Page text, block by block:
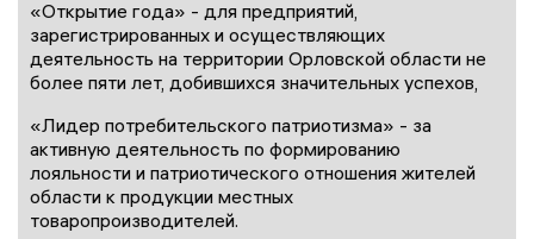
«Открытие года» - для предприятий,
зарегистрированных и осуществляющих
деятельность на территории Орловской области не
более пяти лет, добившихся значительных успехов,
«Лидер потребительского патриотизма» - за
активную деятельность по формированию
лояльности и патриотического отношения жителей
области к продукции местных
товаропроизводителей.